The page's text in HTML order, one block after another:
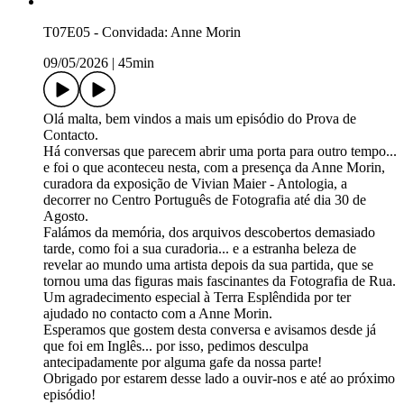
T07E05 - Convidada: Anne Morin
09/05/2026
45min
Olá malta, bem vindos a mais um episódio do Prova de
Contacto.
Há conversas que parecem abrir uma porta para outro tempo...
e foi o que aconteceu nesta, com a presença da Anne Morin,
curadora da exposição de Vivian Maier - Antologia, a
decorrer no Centro Português de Fotografia até dia 30 de
Agosto.
Falámos da memória, dos arquivos descobertos demasiado
tarde, como foi a sua curadoria... e a estranha beleza de
revelar ao mundo uma artista depois da sua partida, que se
tornou uma das figuras mais fascinantes da Fotografia de Rua.
Um agradecimento especial à Terra Esplêndida por ter
ajudado no contacto com a Anne Morin.
Esperamos que gostem desta conversa e avisamos desde já
que foi em Inglês... por isso, pedimos desculpa
antecipadamente por alguma gafe da nossa parte!
Obrigado por estarem desse lado a ouvir-nos e até ao próximo
episódio!